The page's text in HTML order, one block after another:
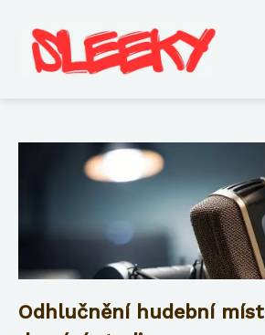
Odhlučnění hudební